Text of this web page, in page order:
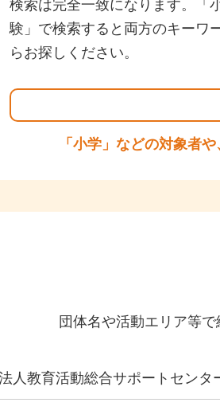
検索は完全一致になります。「
験」で検索すると両方のキーワ
らお探しください。
「小学」などの対象者
団体名や活動エリア等
人教育活動総合サポートセンタ